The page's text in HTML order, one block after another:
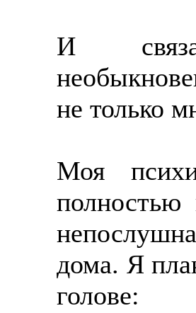
И
не только
Моя
полностью
дома. Я
голове: